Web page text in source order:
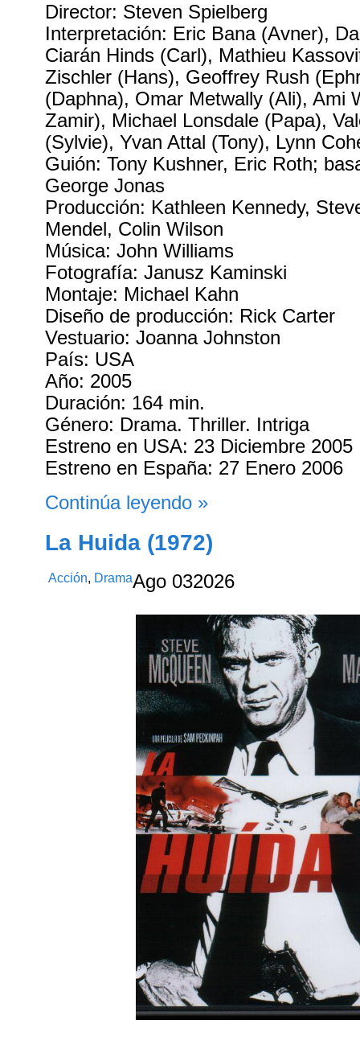
Director: Steven Spielberg
Interpretación: Eric Bana (Avner),
Ciarán Hinds (Carl), Mathieu
Zischler (Hans), Geoffrey Rush
(Daphna), Omar Metwally (Ali), Ami
Zamir), Michael Lonsdale (Papa),
(Sylvie), Yvan Attal (Tony), Lynn
Guión: Tony Kushner, Eric Roth;
George Jonas
Producción: Kathleen Kennedy,
Mendel, Colin Wilson
Música: John Williams
Fotografía: Janusz Kaminski
Montaje: Michael Kahn
Diseño de producción: Rick Carter
Vestuario: Joanna Johnston
País: USA
Año: 2005
Duración: 164 min.
Género: Drama. Thriller. Intriga
Estreno en USA: 23 Diciembre 2005
Estreno en España: 27 Enero 2006
Continúa leyendo »
La Huida (1972)
Acción, DramaAgo 032026